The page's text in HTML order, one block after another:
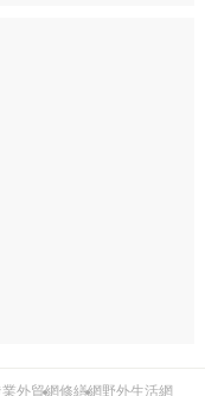
外貿網修繕網 野外生活網